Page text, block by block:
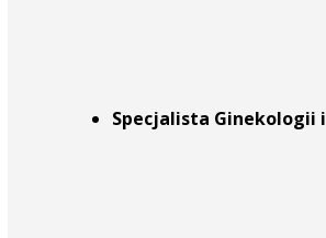
Specjalista Ginekologii i